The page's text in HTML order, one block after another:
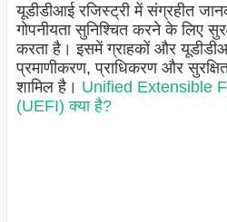
यूडीडीआई रजिस्ट्री में संग्रहीत
गोपनीयता सुनिश्चित करने के लिए
करता है। इसमें ग्राहकों और
प्रमाणीकरण, प्राधिकरण और
शामिल है। Unified Extensible
(UEFI) क्या है?